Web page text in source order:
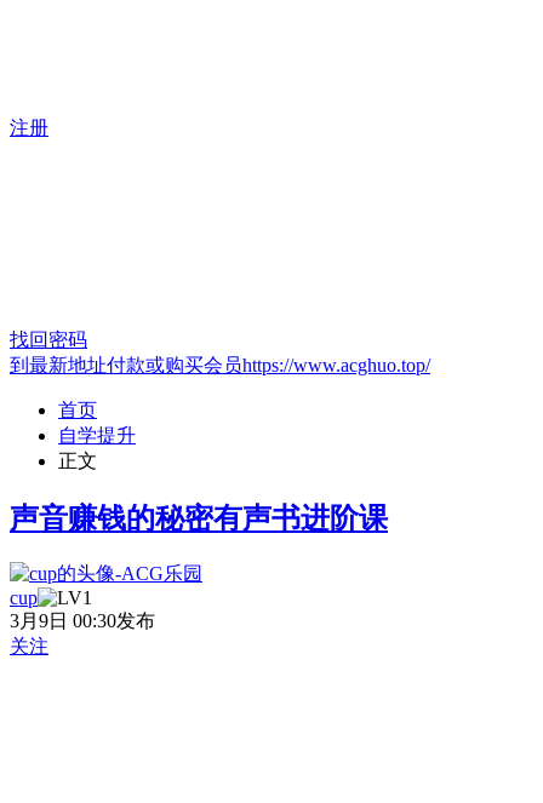
注册
找回密码
到最新地址付款或购买会员https://www.acghuo.top/
首页
自学提升
正文
声音赚钱的秘密有声书进阶课
cup
3月9日 00:30发布
关注